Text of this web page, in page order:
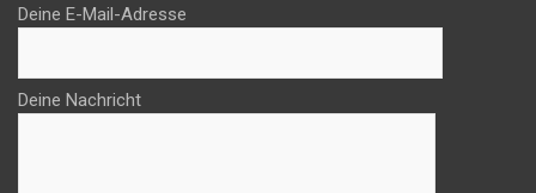
Deine E-Mail-Adresse
Deine Nachricht